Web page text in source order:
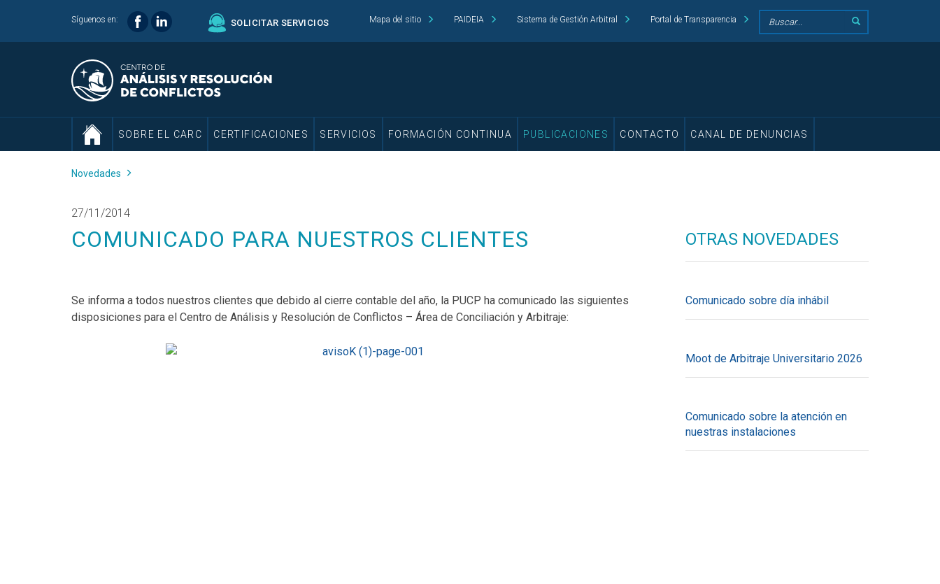
Síguenos en: SOLICITAR SERVICIOS Mapa del sitio PAIDEIA Sistema de Gestión Arbitral Portal de Transparencia
SOBRE EL CARC CERTIFICACIONES SERVICIOS FORMACIÓN CONTINUA PUBLICACIONES CONTACTO CANAL DE DENUNCIAS
Novedades
27/11/2014
COMUNICADO PARA NUESTROS CLIENTES
Se informa a todos nuestros clientes que debido al cierre contable del año, la PUCP ha comunicado las siguientes
disposiciones para el Centro de Análisis y Resolución de Conflictos – Área de Conciliación y Arbitraje:
OTRAS NOVEDADES
Comunicado sobre día inhábil
Moot de Arbitraje Universitario 2026
Comunicado sobre la atención en
nuestras instalaciones